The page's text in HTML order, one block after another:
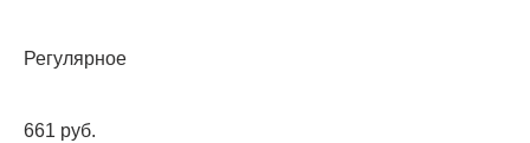
Регулярное
661 руб.